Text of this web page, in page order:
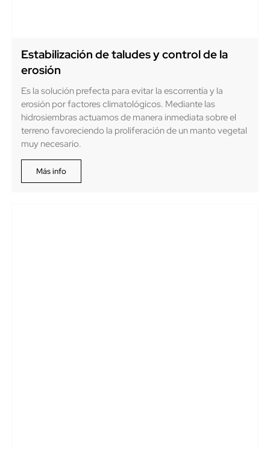
Estabilización de taludes y control de la
erosión
Es la solución prefecta para evitar la escorrentía y la
erosión por factores climatológicos. Mediante las
hidrosiembras actuamos de manera inmediata sobre el
terreno favoreciendo la proliferación de un manto vegetal
muy necesario.
Más info